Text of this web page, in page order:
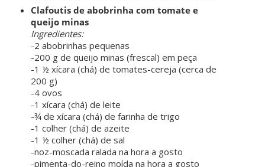
Clafoutis de abobrinha com tomate e
queijo minas
Ingredientes:
-2 abobrinhas pequenas
-200 g de queijo minas (frescal) em peça
-1 ½ xícara (chá) de tomates-cereja (cerca de
200 g)
-4 ovos
-1 xícara (chá) de leite
-¾ de xícara (chá) de farinha de trigo
-1 colher (chá) de azeite
-1 ½ colher (chá) de sal
-noz-moscada ralada na hora a gosto
-pimenta-do-reino moída na hora a gosto